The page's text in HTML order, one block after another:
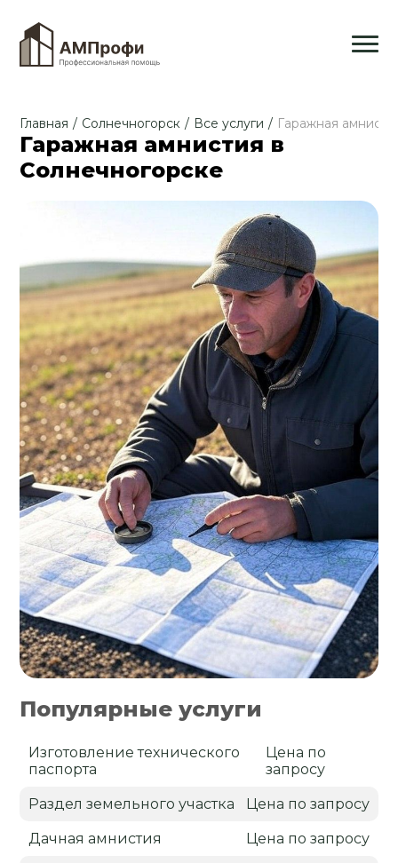
Главная / Солнечногорск / Все услуги / Гаражная
Гаражная амнистия в
Солнечногорске
Популярные услуги
Изготовление технического
паспорта
Цена по
запросу
Раздел земельного участка Цена по запросу
Дачная амнистия Цена по запросу